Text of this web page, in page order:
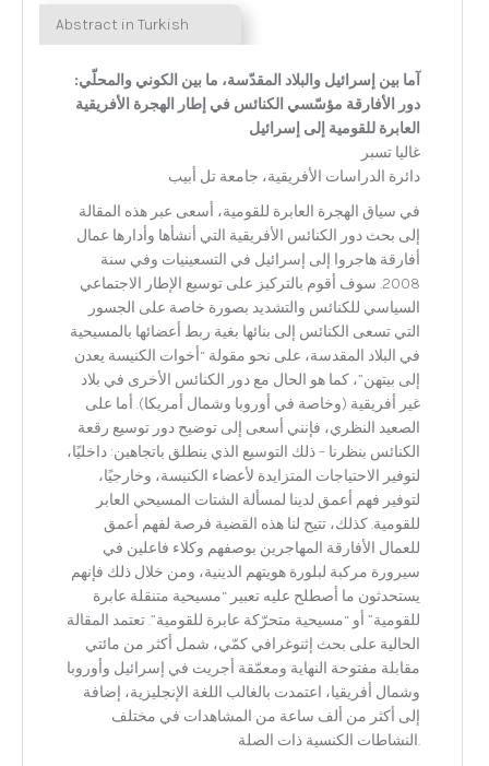
Abstract in Turkish
آما بين إسرائيل والبلاد المقدّسة، ما بين الكوني والمحلّي:
دور الأفارقة مؤسّسي الكنائس في إطار الهجرة الأفريقية
العابرة للقومية إلى إسرائيل
غاليا تسبر
دائرة الدراسات الأفريقية، جامعة تل أبيب
في سياق الهجرة العابرة للقومية، أسعى عبر هذه المقالة
إلى بحث دور الكنائس الأفريقية التي أنشأها وأدارها عمال
أفارقة هاجروا إلى إسرائيل في التسعينيات وفي سنة
2008. سوف أقوم بالتركيز على توسيع الإطار الاجتماعي
السياسي للكنائس والتشديد بصورة خاصة على الجسور
التي تسعى الكنائس إلى بنائها بغية ربط أعضائها بالمسيحية
في البلاد المقدسة، على نحو مقولة “أخوات الكنيسة يعدن
إلى بيتهن”، كما هو الحال مع دور الكنائس الأخرى في بلاد
غير أفريقية (وخاصة في أوروبا وشمال أمريكا). أما على
الصعيد النظري، فإنني أسعى إلى توضيح دور توسيع رقعة
الكنائس بنظرنا – ذلك التوسيع الذي ينطلق باتجاهين: داخليًا،
لتوفير الاحتياجات المتزايدة لأعضاء الكنيسة، وخارجيًا،
لتوفير فهم أعمق لدينا لمسألة الشتات المسيحي العابر
للقومية. كذلك، تتيح لنا هذه القضية فرصة لفهم أعمق
للعمال الأفارقة المهاجرين بوصفهم وكلاء فاعلين في
سيرورة مركبة لبلورة هويتهم الدينية، ومن خلال ذلك فإنهم
يستحدثون ما أصطلح عليه تعبير “مسيحية متنقلة عابرة
للقومية” أو “مسيحية متحرّكة عابرة للقومية”. تعتمد المقالة
الحالية على بحث إثنوغرافي كمّي، شمل أكثر من مائتي
مقابلة مفتوحة النهاية ومعمّقة أجريت في إسرائيل وأوروبا
وشمال أفريقيا، اعتمدت بالغالب اللغة الإنجليزية، إضافة
إلى أكثر من ألف ساعة من المشاهدات في مختلف
النشاطات الكنسية ذات الصلة.